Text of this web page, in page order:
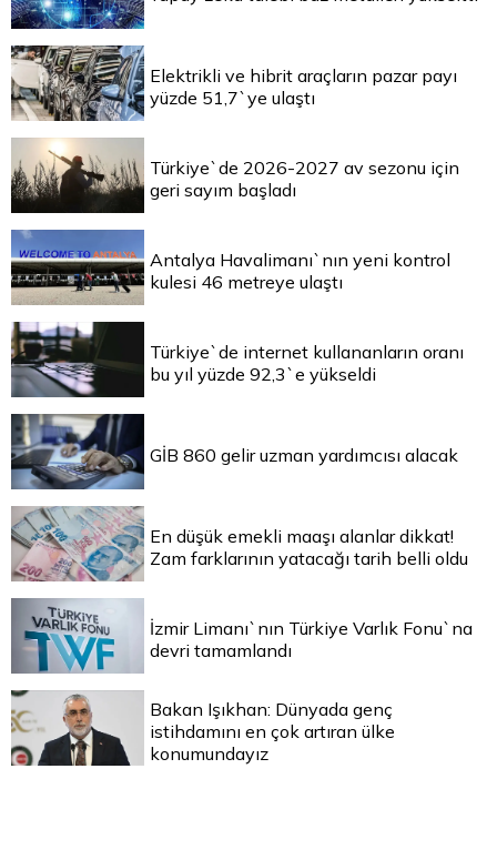
Elektrikli ve hibrit araçların pazar payı
yüzde 51,7`ye ulaştı
Türkiye`de 2026-2027 av sezonu için
geri sayım başladı
Antalya Havalimanı`nın yeni kontrol
kulesi 46 metreye ulaştı
Türkiye`de internet kullananların oranı
bu yıl yüzde 92,3`e yükseldi
GİB 860 gelir uzman yardımcısı alacak
En düşük emekli maaşı alanlar dikkat!
Zam farklarının yatacağı tarih belli oldu
İzmir Limanı`nın Türkiye Varlık Fonu`na
devri tamamlandı
Bakan Işıkhan: Dünyada genç
istihdamını en çok artıran ülke
konumundayız